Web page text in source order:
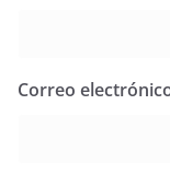
Correo